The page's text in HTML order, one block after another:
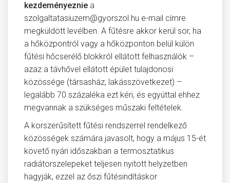
kezdeményeznie a
szolgaltatasiuzem@gyorszol.hu e-mail címre
megküldött levélben. A fűtésre akkor kerül sor, ha
a hőközpontról vagy a hőközponton belül külön
fűtési hőcserélő blokkról ellátott felhasználók –
azaz a távhővel ellátott épület tulajdonosi
közössége (társasház, lakásszövetkezet) –
legalább 70 százaléka ezt kéri, és egyúttal ehhez
megvannak a szükséges műszaki feltételek.
A korszerűsített fűtési rendszerrel rendelkező
közösségek számára javasolt, hogy a május 15-ét
követő nyári időszakban a termosztatikus
radiátorszelepeket teljesen nyitott helyzetben
hagyják, ezzel az őszi fűtésindításkor